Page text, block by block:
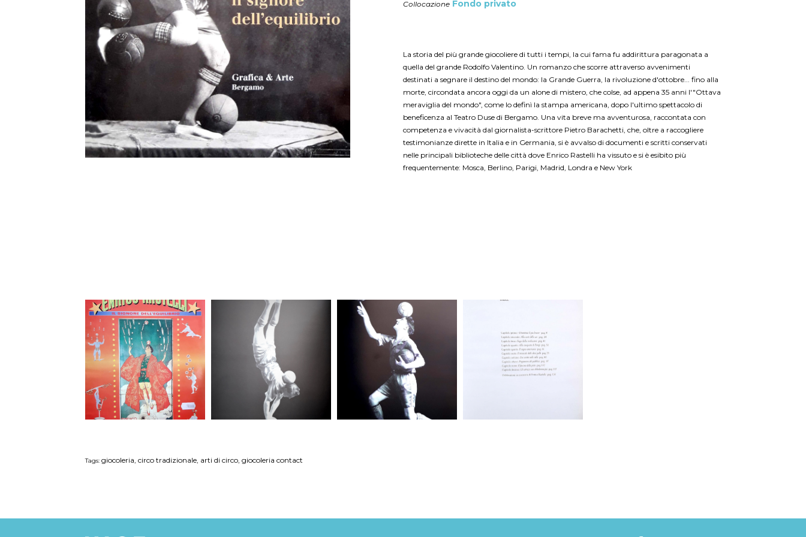
Collocazione Fondo privato
La storia del più grande giocoliere di tutti i tempi, la cui fama fu addirittura paragonata a
quella del grande Rodolfo Valentino. Un romanzo che scorre attraverso avvenimenti
destinati a segnare il destino del mondo: la Grande Guerra, la rivoluzione d'ottobre... fino alla
morte, circondata ancora oggi da un alone di mistero, che colse, ad appena 35 anni l'"Ottava
meraviglia del mondo", come lo definì la stampa americana, dopo l'ultimo spettacolo di
beneficenza al Teatro Duse di Bergamo. Una vita breve ma avventurosa, raccontata con
competenza e vivacità dal giornalista-scrittore Pietro Barachetti, che, oltre a raccogliere
testimonianze dirette in Italia e in Germania, si è avvalso di documenti e scritti conservati
nelle principali biblioteche delle città dove Enrico Rastelli ha vissuto e si è esibito più
frequentemente: Mosca, Berlino, Parigi, Madrid, Londra e New York
Tags: giocoleria, circo tradizionale, arti di circo, giocoleria contact